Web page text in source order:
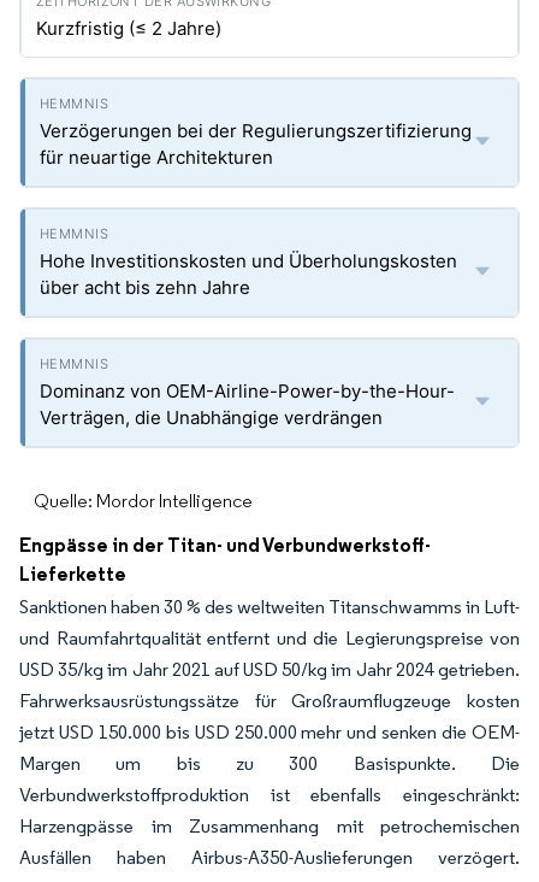
Kurzfristig (≤ 2 Jahre)
Verzögerungen bei der Regulierungszertifizierung
für neuartige Architekturen
Hohe Investitionskosten und Überholungskosten
über acht bis zehn Jahre
Dominanz von OEM-Airline-Power-by-the-Hour-
Verträgen, die Unabhängige verdrängen
Quelle: Mordor Intelligence
Engpässe in der Titan- und Verbundwerkstoff-
Lieferkette
Sanktionen haben 30 % des weltweiten Titanschwamms in Luft-
und Raumfahrtqualität entfernt und die Legierungspreise von
USD 35/kg im Jahr 2021 auf USD 50/kg im Jahr 2024 getrieben.
Fahrwerksausrüstungssätze für Großraumflugzeuge kosten
jetzt USD 150.000 bis USD 250.000 mehr und senken die OEM-
Margen um bis zu 300 Basispunkte. Die
Verbundwerkstoffproduktion ist ebenfalls eingeschränkt:
Harzengpässe im Zusammenhang mit petrochemischen
Ausfällen haben Airbus-A350-Auslieferungen verzögert.